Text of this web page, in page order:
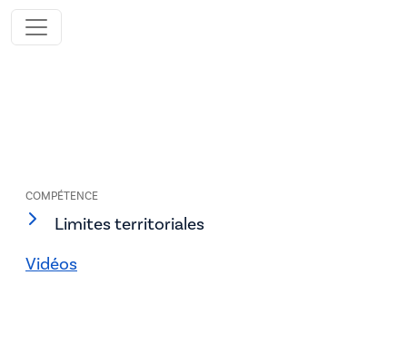
COMPÉTENCE
Limites territoriales
Vidéos